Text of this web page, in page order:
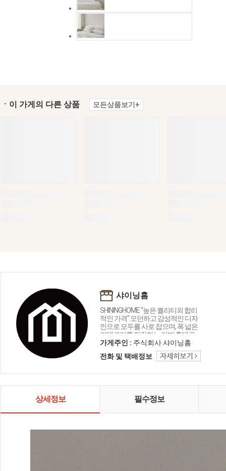
ㆍ이 가게의 다른 상품 모든상품보기+
샤이닝홈
SHININGHOME "높은 퀄리티외 합리
적인 가격" 모던하고 감성적인 디자
인으로 모두를 사로 잡으며, 폭 넓은
카테고리를 자랑하는 리빙 홈데코
인테리어 샤이닝홈입니다.
가게주인 : 주식회사 샤이닝홈
전화 및 택배정보
상세정보 필수정보